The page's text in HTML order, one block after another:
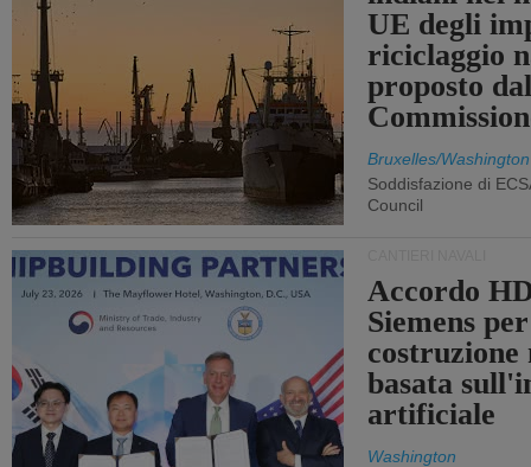
UE degli
riciclaggio
proposto
Bruxelles/Washington
Soddisfazione di
Council
Accordo
Siemens
costruzione
basata
artificiale
Washington